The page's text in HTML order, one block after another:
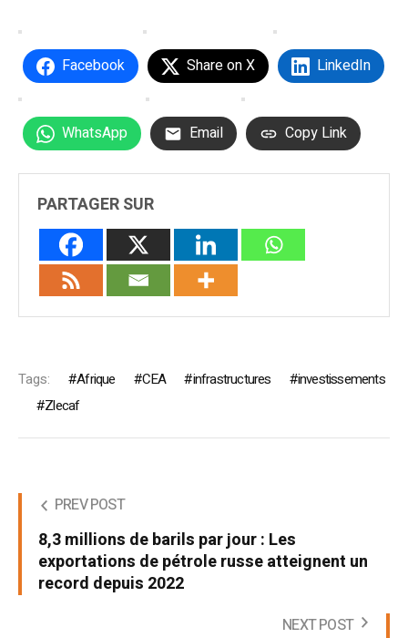
Facebook Share on X LinkedIn
WhatsApp Email Copy Link
PARTAGER SUR
Tags: Afrique CEA infrastructures
investissements
Zlecaf
PREV POST
8,3 millions de barils par jour : Les
exportations de pétrole russe atteignent un
record depuis 2022
NEXT POST